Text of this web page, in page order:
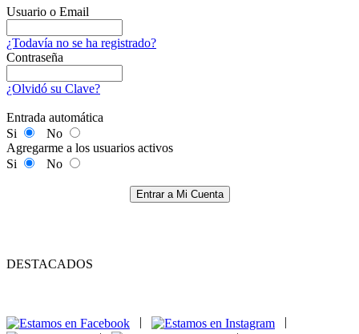
Usuario o Email
¿Todavía no se ha registrado?
Contraseña
¿Olvidó su Clave?
Entrada automática
Si
No
Agregarme a los usuarios activos
Si
No
Entrar a Mi Cuenta
DESTACADOS
|
|